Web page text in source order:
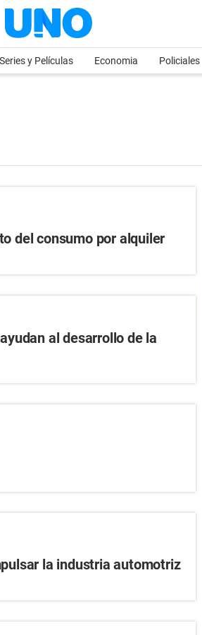
Series y Películas Economia Policiales
del consumo por alquiler
al desarrollo de la
la industria automotriz